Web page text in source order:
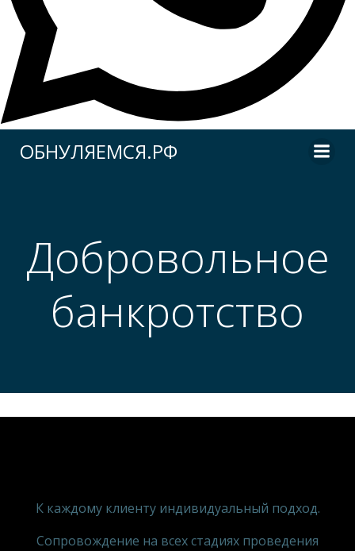
ОБНУЛЯЕМСЯ.РФ
Добровольное
банкротство
К каждому клиенту индивидуальный подход.
Сопровождение на всех стадиях проведения